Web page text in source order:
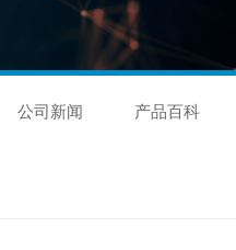
产能优势
设备优势
公司新闻 产品百科